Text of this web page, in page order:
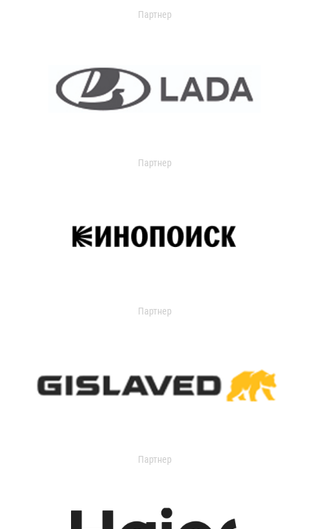
Партнер
Партнер
Партнер
Партнер